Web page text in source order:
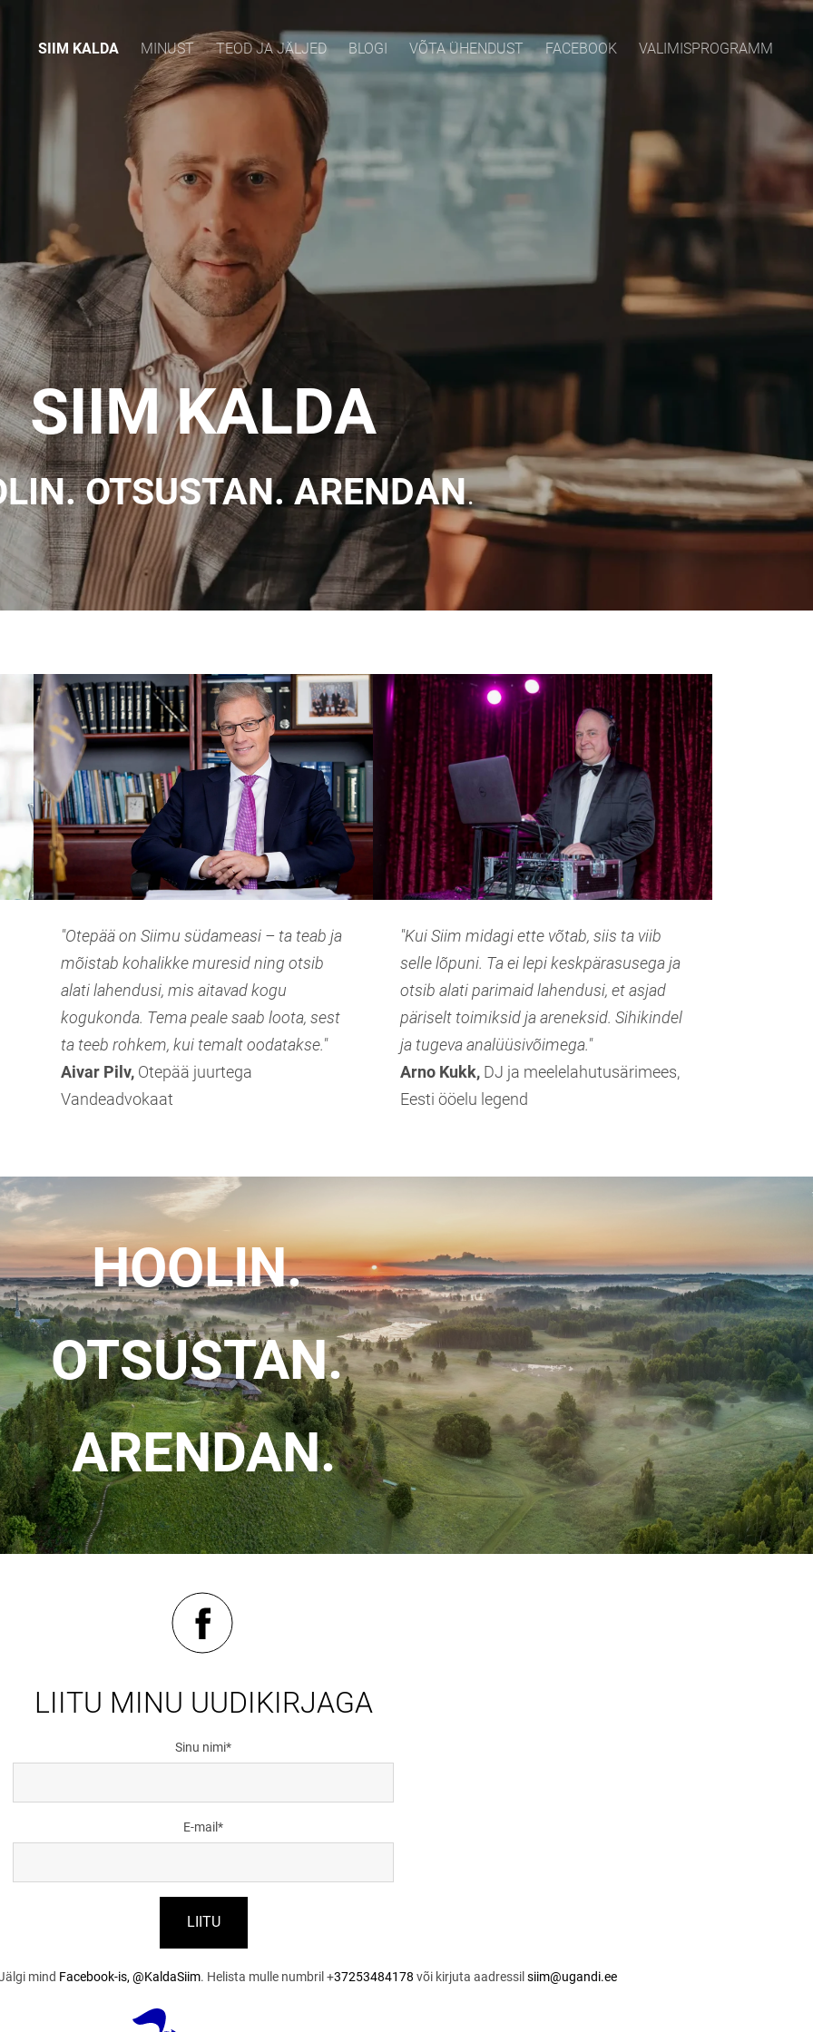
SIIM KALDA MINUST TEOD JA JÄLJED BLOGI VÕTA ÜHENDUST FACEBOOK VALIMISPROGRAMM
SIIM KALDA
OTSUSTAN. ARENDAN.
"Otepää on Siimu südameasi – ta teab ja
mõistab kohalikke muresid ning otsib
alati lahendusi, mis aitavad kogu
kogukonda. Tema peale saab loota, sest
ta teeb rohkem, kui temalt oodatakse."
Aivar Pilv, Otepää juurtega
Vandeadvokaat
"Kui Siim midagi ette võtab, siis ta viib
selle lõpuni. Ta ei lepi keskpärasusega ja
otsib alati parimaid lahendusi, et asjad
päriselt toimiksid ja areneksid. Sihikindel
ja tugeva analüüsivõimega."
Arno Kukk, DJ ja meelelahutusärimees,
Eesti ööelu legend
HOOLIN.
OTSUSTAN.
ARENDAN.
LIITU MINU UUDIKIRJAGA
Sinu nimi
E-mail
mind Facebook-is, @KaldaSiim. Helista mulle numbril +37253484178 või kirjuta aadressil siim@ugandi.ee